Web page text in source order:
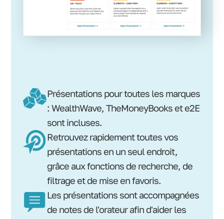
Présentations pour toutes les marques
: WealthWave, TheMoneyBooks et e2E
sont incluses.
Retrouvez rapidement toutes vos
présentations en un seul endroit,
grâce aux fonctions de recherche, de
filtrage et de mise en favoris.
Les présentations sont accompagnées
de notes de l'orateur afin d'aider les